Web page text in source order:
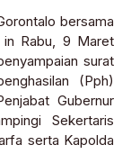
bersama
in Rabu, 9 Maret
surat
(Pph)
Gubernur
Sekertaris
serta Kapolda